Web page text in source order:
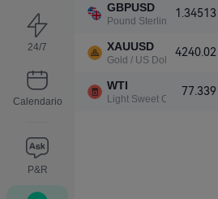
24/7
Calendario
P&R
GBPUSD
Pound Sterling / US Dollar
1.34513
XAUUSD
Gold / US Dollar
4240.02
WTI
Light Sweet Crude Oil
77.339